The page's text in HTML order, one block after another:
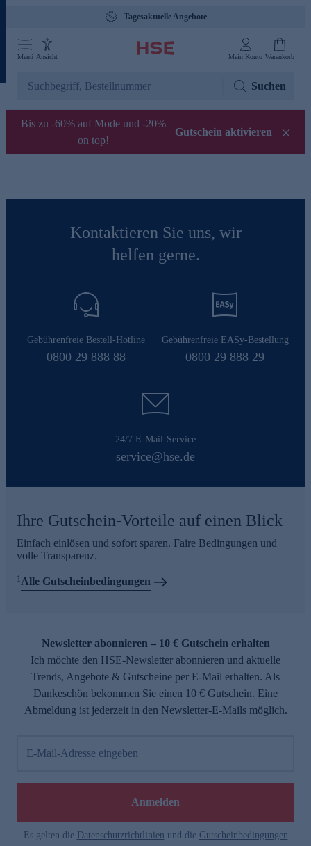
Tagesaktuelle Angebote
Menü Ansicht Mein Konto Warenkorb
Suchen
Bis zu -60% auf Mode und -20%
on top!
Gutschein aktivieren
Kontaktieren Sie uns, wir
helfen gerne.
Gebührenfreie Bestell-Hotline
0800 29 888 88
Gebührenfreie EASy-Bestellung
0800 29 888 29
24/7 E-Mail-Service
service@hse.de
Ihre Gutschein-Vorteile auf einen Blick
Einfach einlösen und sofort sparen. Faire Bedingungen und
volle Transparenz.
1Alle Gutscheinbedingungen
Newsletter abonnieren – 10 € Gutschein erhalten
Ich möchte den HSE-Newsletter abonnieren und aktuelle
Trends, Angebote & Gutscheine per E-Mail erhalten. Als
Dankeschön bekommen Sie einen 10 € Gutschein. Eine
Abmeldung ist jederzeit in den Newsletter-E-Mails möglich.
E-Mail-Adresse eingeben
Anmelden
Es gelten die Datenschutzrichtlinien und die Gutscheinbedingungen